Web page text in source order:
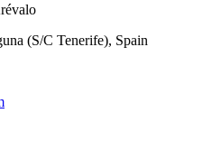
(S/C Tenerife), Spain